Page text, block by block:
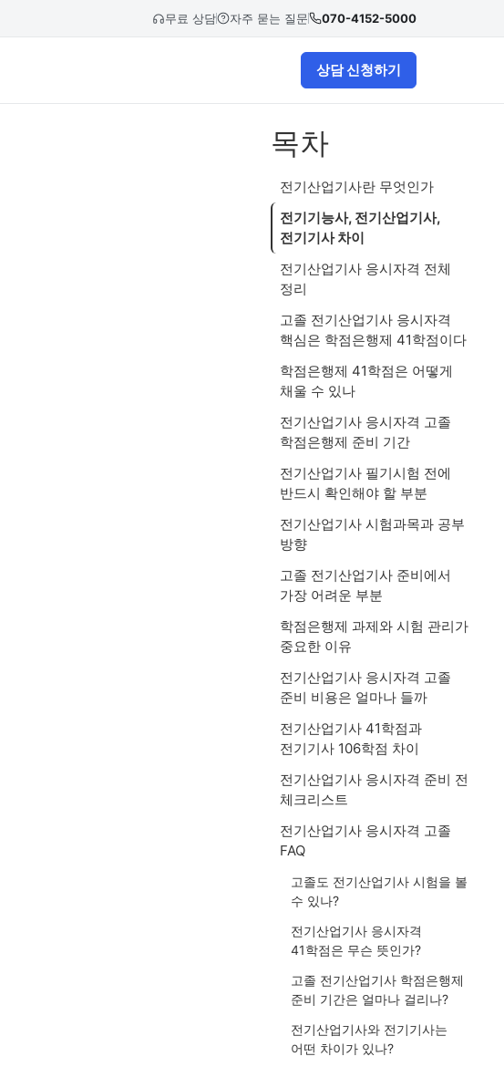
무료 상담 자주 묻는 질문 070-4152-5000
상담 신청하기
목차
전기산업기사란 무엇인가
전기기능사, 전기산업기사,
전기기사 차이
전기산업기사 응시자격 전체
정리
고졸 전기산업기사 응시자격
핵심은 학점은행제 41학점이다
학점은행제 41학점은 어떻게
채울 수 있나
전기산업기사 응시자격 고졸
학점은행제 준비 기간
전기산업기사 필기시험 전에
반드시 확인해야 할 부분
전기산업기사 시험과목과 공부
방향
고졸 전기산업기사 준비에서
가장 어려운 부분
학점은행제 과제와 시험 관리가
중요한 이유
전기산업기사 응시자격 고졸
준비 비용은 얼마나 들까
전기산업기사 41학점과
전기기사 106학점 차이
전기산업기사 응시자격 준비 전
체크리스트
전기산업기사 응시자격 고졸
FAQ
고졸도 전기산업기사 시험을 볼
수 있나?
전기산업기사 응시자격
41학점은 무슨 뜻인가?
고졸 전기산업기사 학점은행제
준비 기간은 얼마나 걸리나?
전기산업기사와 전기기사는
어떤 차이가 있나?